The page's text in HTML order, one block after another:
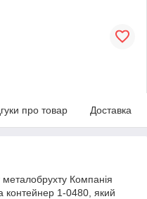
про товар Доставка
Компанія
контейнер 1-0480, який